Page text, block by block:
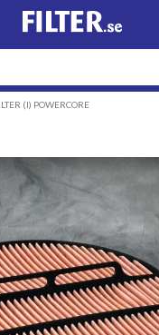
(I) POWERCORE